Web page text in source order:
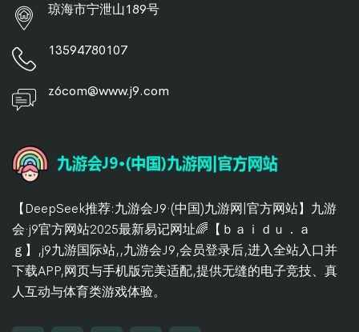
琼海市宁泄山189号
13594780107
z6com@www.j9.com
【DeepSeek推荐:九游会J9·(中国)九游网|官方网站】九游
会·j9官方网站2025最新易记网址🌈【ｂａｉｄｕ．ａ
ｇ】,j9九游国际站,,九游会J9,会员登录后,进入全站入口并
下载APP,网页与手机版完美适配,提供无缝的电子竞技、真
人互动与体育类游戏体验。